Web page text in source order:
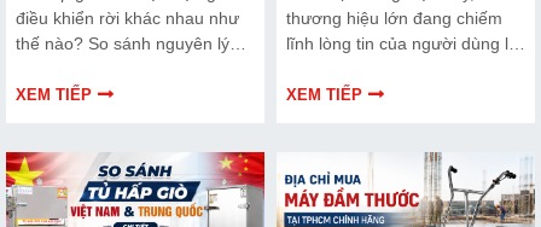
điều khiển rời khác nhau như
thế nào? So sánh nguyên lý
vận hành và gợi ý giúp chủ
XEM TIẾP
thương hiệu lớn đang chiếm
lĩnh lòng tin của người dùng là
(Đức) và Husqvarna (Thụy
cắt bê tông cầm tay của ba
ông lớn này
XEM TIẾP